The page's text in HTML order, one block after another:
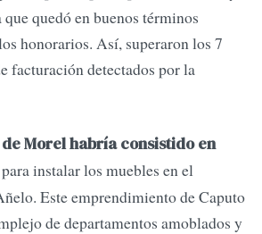
quedó en bue­nos términos
honorarios. Así, superaron los 7
facturación detectados por la
Morel habría consistido en
instalar los muebles en el
Este emprendimiento de Caputo
de departamentos amoblados y